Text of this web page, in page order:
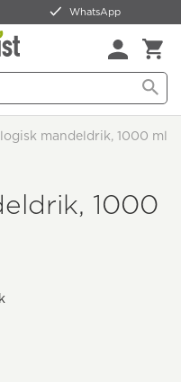
WhatsApp
mandeldrik, 1000 ml
1000